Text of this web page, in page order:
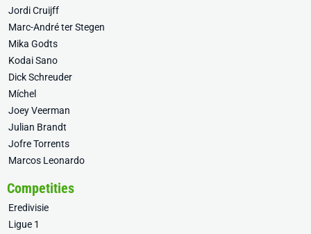
Jordi Cruijff
Marc-André ter Stegen
Mika Godts
Kodai Sano
Dick Schreuder
Míchel
Joey Veerman
Julian Brandt
Jofre Torrents
Marcos Leonardo
Competities
Eredivisie
Ligue 1